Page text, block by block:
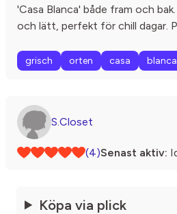
'Casa Blanca' både fram och
och lätt, perfekt för chill dagar.
grisch orten casa blanca
S.Closet
(4)Senast aktiv:
Köpa via plick